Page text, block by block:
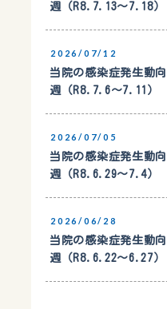
週（R8.7.13〜7.18）
2026/07/12
当院の感染症発生動
週（R8.7.6〜7.11）
2026/07/05
当院の感染症発生動
週（R8.6.29〜7.4）
2026/06/28
当院の感染症発生動
週（R8.6.22〜6.27）